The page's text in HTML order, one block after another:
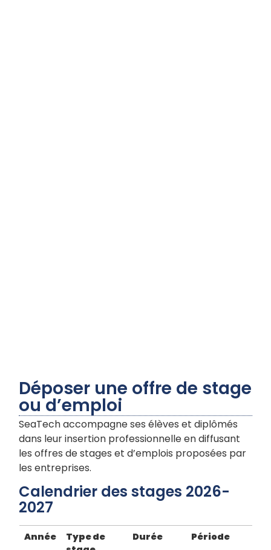
Déposer une offre de stage
ou d’emploi
SeaTech accompagne ses élèves et diplômés
dans leur insertion professionnelle en diffusant
les offres de stages et d’emplois proposées par
les entreprises.
Calendrier des stages 2026-
2027
Année
Type de
Durée Période